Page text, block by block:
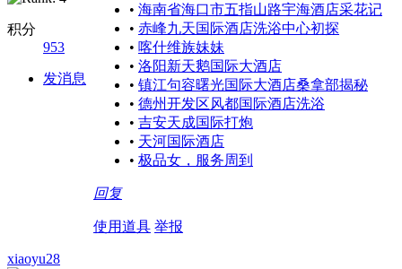
积分
953
发消息
• 海南省海口市五指山路宇海酒店采花记
• 赤峰九天国际酒店洗浴中心初探
• 喀什维族妹妹
• 洛阳新天鹅国际大酒店
• 镇江句容曙光国际大酒店桑拿部揭秘
• 德州开发区风都国际酒店洗浴
• 吉安天成国际打炮
• 天河国际酒店
• 极品女，服务周到
回复
使用道具 举报
xiaoyu28